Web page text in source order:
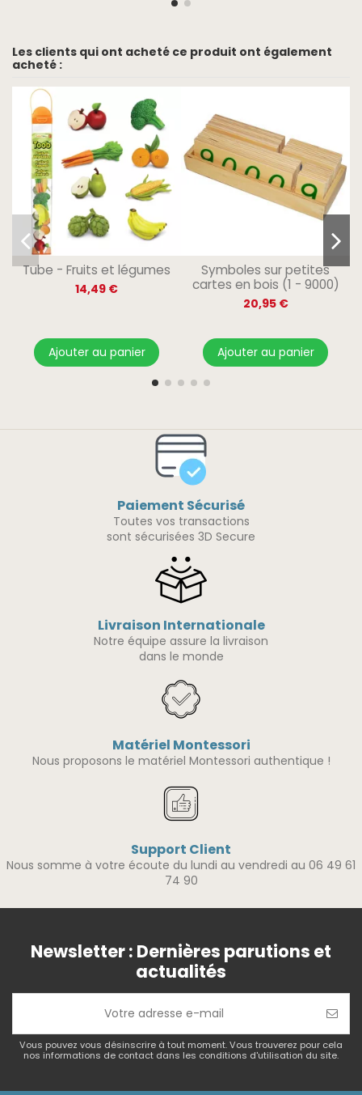
Les clients qui ont acheté ce produit ont également
acheté :
Tube - Fruits et légumes
14,49 €
Ajouter au panier
Symboles sur petites
cartes en bois (1 - 9000)
20,95 €
Ajouter au panier
Paiement Sécurisé
Toutes vos transactions
sont sécurisées 3D Secure
Livraison Internationale
Notre équipe assure la livraison
dans le monde
Matériel Montessori
Nous proposons le matériel Montessori authentique !
Support Client
Nous somme à votre écoute du lundi au vendredi au 06 49 61
74 90
Newsletter : Dernières parutions et
actualités
Vous pouvez vous désinscrire à tout moment. Vous trouverez pour cela
nos informations de contact dans les conditions d'utilisation du site.